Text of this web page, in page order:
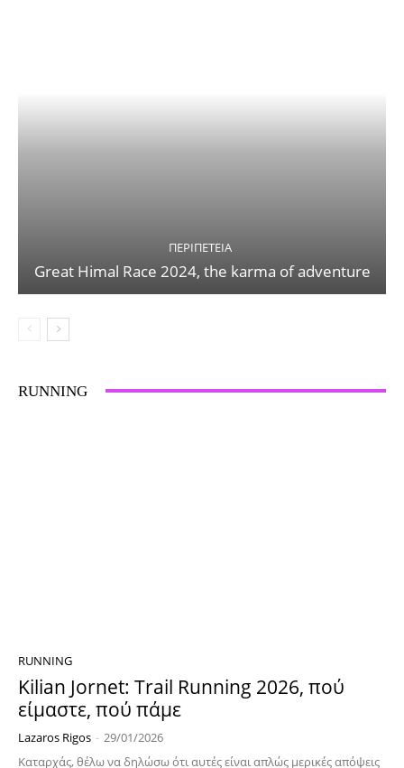
ΠΕΡΙΠΈΤΕΙΑ
Great Himal Race 2024, the karma of adventure
RUNNING
RUNNING
Kilian Jornet: Trail Running 2026, πού
είμαστε, πού πάμε
Lazaros Rigos - 29/01/2026
Καταρχάς, θέλω να δηλώσω ότι αυτές είναι απλώς μερικές απόψεις